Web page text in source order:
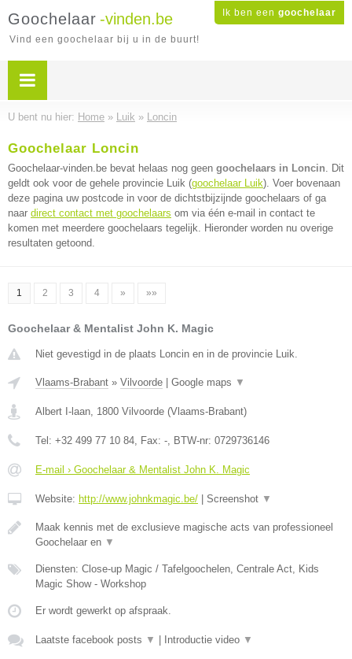
Ik ben een goochelaar
Goochelaar -vinden.be
Vind een goochelaar bij u in de buurt!
U bent nu hier: Home » Luik » Loncin
Goochelaar Loncin
Goochelaar-vinden.be bevat helaas nog geen goochelaars in Loncin. Dit
geldt ook voor de gehele provincie Luik (goochelaar Luik). Voer bovenaan
deze pagina uw postcode in voor de dichtstbijzijnde goochelaars of ga
naar direct contact met goochelaars om via één e-mail in contact te
komen met meerdere goochelaars tegelijk. Hieronder worden nu overige
resultaten getoond.
1 2 3 4 » »»
Goochelaar & Mentalist John K. Magic
Niet gevestigd in de plaats Loncin en in de provincie Luik.
Vlaams-Brabant » Vilvoorde Google maps ▼
Albert I-laan, 1800 Vilvoorde (Vlaams-Brabant)
Tel: +32 499 77 10 84, Fax: -, BTW-nr: 0729736146
E-mail › Goochelaar & Mentalist John K. Magic
Website: http://www.johnkmagic.be/ Screenshot ▼
Maak kennis met de exclusieve magische acts van professioneel
Goochelaar en ▼
Diensten: Close-up Magic / Tafelgoochelen, Centrale Act, Kids
Magic Show - Workshop
Er wordt gewerkt op afspraak.
Laatste facebook posts ▼ Introductie video ▼